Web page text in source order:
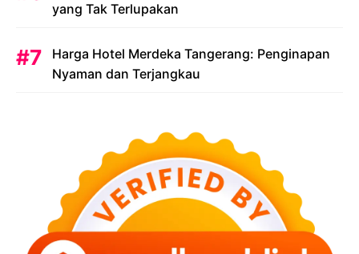
yang Tak Terlupakan
Harga Hotel Merdeka Tangerang: Penginapan
Nyaman dan Terjangkau